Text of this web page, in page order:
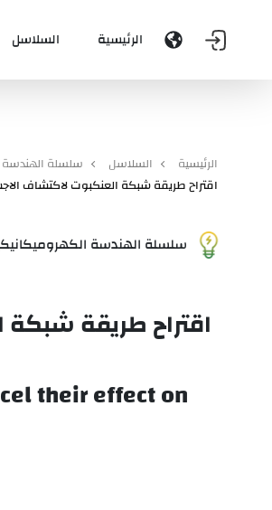
الرئيسية السلاسل
الرئيسية السلاسل سلسلة الهندسة
اقتراح طريقة شبكة العنكبوت لاكتشاف
سلسلة الهندسة
اقتراح طريقة شبكة
their effect on